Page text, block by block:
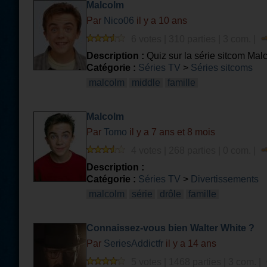
Malcolm
Par Nico06 il y a 10 ans
Description : Quiz sur la série sitcom
Catégorie : Séries TV > Séries sitcoms
malcolm
middle famille
Malcolm
Par Tomo il y a 7 ans et 8 mois
Description :
Catégorie : Séries TV > Divertissements
malcolm
série drôle famille
Connaissez-vous bien Walter White ?
Par SeriesAddictfr il y a 14 ans